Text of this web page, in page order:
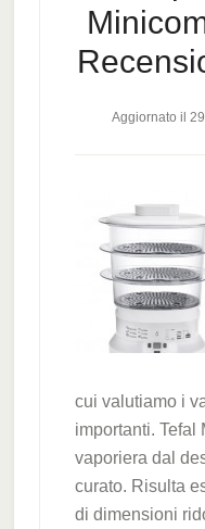
Aggiornato il
cui valutiamo i
importanti. Tefal
vaporiera dal
curato. Risulta
di dimensioni